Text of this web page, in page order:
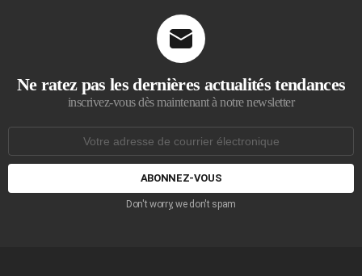
Ne ratez pas les dernières actualités tendances
inscrivez-vous dès maintenant à notre newsletter
courrier
Don't worry, we don't spam